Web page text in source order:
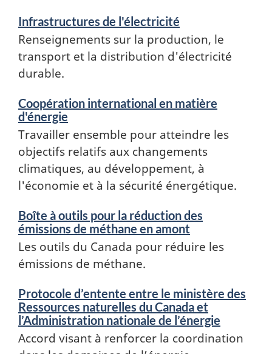
Infrastructures de l'électricité
Renseignements sur la production, le
transport et la distribution d'électricité
durable.
Coopération international en matière
d'énergie
Travailler ensemble pour atteindre les
objectifs relatifs aux changements
climatiques, au développement, à
l'économie et à la sécurité énergétique.
Boîte à outils pour la réduction des
émissions de méthane en amont
Les outils du Canada pour réduire les
émissions de méthane.
Protocole d’entente entre le ministère des
Ressources naturelles du Canada et
l’Administration nationale de l’énergie
Accord visant à renforcer la coordination